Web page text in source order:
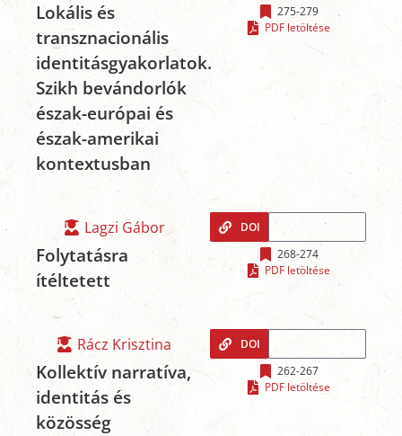
Lokális és
transznacionális
identitásgyakorlatok.
Szikh bevándorlók
észak-európai és
észak-amerikai
kontextusban
275-279
PDF letöltése
Lagzi Gábor
Folytatásra
ítéltetett
DOI
268-274
PDF letöltése
Rácz Krisztina
Kollektív narratíva,
identitás és
közösség
DOI
262-267
PDF letöltése